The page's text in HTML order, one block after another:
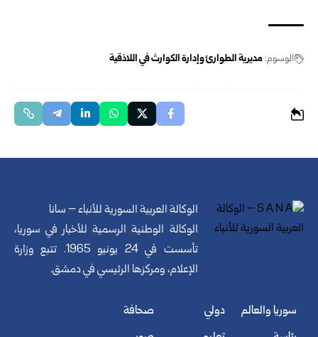
الوسوم: مديرية الطوارئ وإدارة الكوارث في اللاذقية
الوكالة العربية السورية للأنباء – سانا
الوكالة الوطنية الرسمية للأخبار في سوريا،
تأسست في 24 يونيو 1965. تتبع وزارة
الإعلام، ومركزها الرئيسي في دمشق.
سوريا والعالم
دولي
صحافة